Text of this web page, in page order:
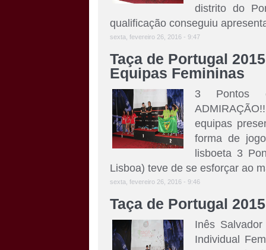
distrito do
qualificação conseguiu
sexta, fevereiro 26, 2016 - 9:47
Taça de Portugal
Equipas Femininas
3 Pontos
equipas
forma de
lisboeta 3
Lisboa) teve de se esforçar ao
sexta, fevereiro 26, 2016 - 9:46
Taça de Portugal
Inês
Individual